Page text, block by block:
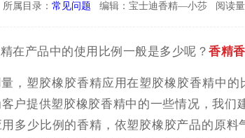
所属目录： 常见问题 编辑：宝士迪香精—小莎 阅读量
在产品中的使用比例一般是多少呢？ 香精
，塑胶橡胶香精应用在塑胶橡胶香精中的
户提供塑胶橡胶香精中的一些情况，我们
多少比例的香精，依塑胶橡胶产品的原